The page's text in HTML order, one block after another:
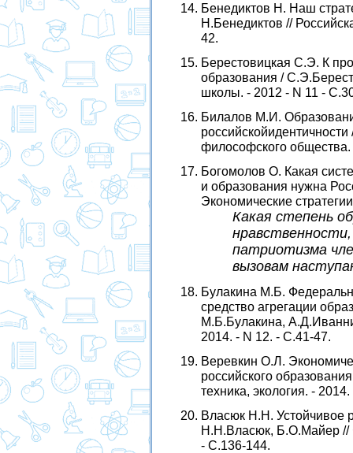
Бенедиктов Н. Наш
Н.Бенедиктов //
42.
Берестовицкая С.Э. К
образования /
школы. - 2012 - N 11 -
Билалов М.И.
философского
Богомолов О. Какая
и образования нужна
Экономические
Какая степень
патриотизма
вызовам
Булакина М.Б.
средство агрегации
М.Б.Булакина,
2014. - N 12. - С.41-47.
Веревкин О.Л.
российского
техника, экология. -
Власюк Н.Н. Устойчивое
Н.Н.Власюк, Б.О.Майер //
- С.136-144.